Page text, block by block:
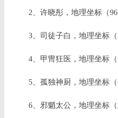
2、许晓彤，地理坐标（
3、司徒子白，地理坐标（-
4、甲冑狂医，地理坐标（-
5、孤独神厨，地理坐标（
6、邪魈太公，地理坐标（